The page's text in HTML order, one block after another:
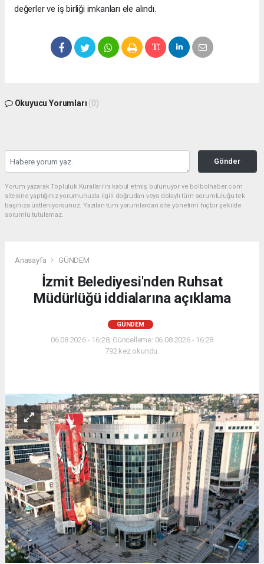
değerler ve iş birliği imkanları ele alındı.
Okuyucu Yorumları (0)
Gönder
Yorum yazarak Topluluk Kuralları’nı kabul etmiş bulunuyor ve bolbolhaber.com
sitesine yaptığınız yorumunuzla ilgili doğrudan veya dolaylı tüm sorumluluğu tek
başınıza üstleniyorsunuz. Yazılan tüm yorumlardan site yönetimi hiçbir şekilde
sorumlu tutulamaz.
Anasayfa GÜNDEM
İzmit Belediyesi'nden Ruhsat
Müdürlüğü iddialarına açıklama
GÜNDEM
06.08.2026 - 16:28, Güncelleme: 06.08.2026 - 16:28
792 kez okundu.